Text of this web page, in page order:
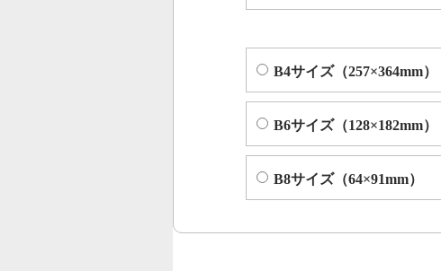
B4サイズ（257×364mm）
B6サイズ（128×182mm）
B8サイズ（64×91mm）